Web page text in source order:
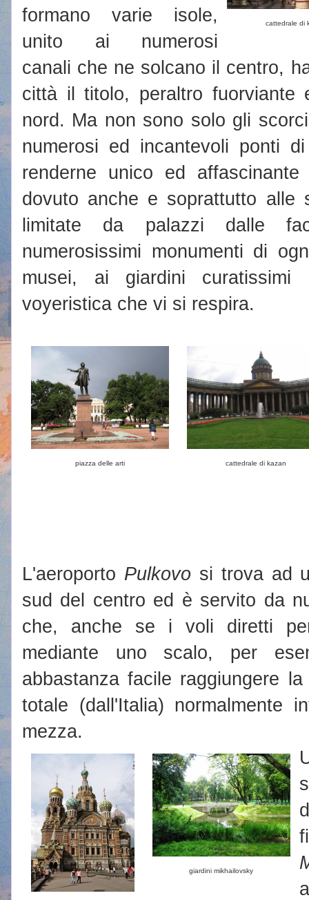
cattedrale di
formano varie isole,
unito ai numerosi
canali che ne solcano il centro,
città il titolo, peraltro fuorviante
nord. Ma non sono solo gli
numerosi ed incantevoli ponti
renderne unico ed
dovuto anche e soprattutto alle
limitate da palazzi dalle
numerosissimi monumenti di
musei, ai giardini curatissimi
voyeristica che vi si respira.
piazza delle arti cattedrale di kazan
L'aeroporto Pulkovosi trova ad
sud del centro ed è servito da
che, anche se i voli diretti
mediante uno scalo, per
abbastanza facile raggiungere
totale (dall'Italia) normalmente
mezza.
giardini mikhailovsky